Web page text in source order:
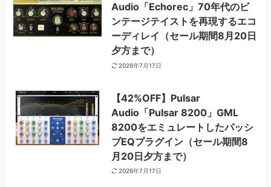
Audio「Echorec」70年代のビ
ンテージテイストを再現するエコ
ーディレイ（セール期間8月20日
夕方まで）
2026年7月17日
【42%OFF】Pulsar
Audio「Pulsar 8200」GML
8200をエミュレートしたパッシ
ブEQプラグイン（セール期間8
月20日夕方まで）
2026年7月17日